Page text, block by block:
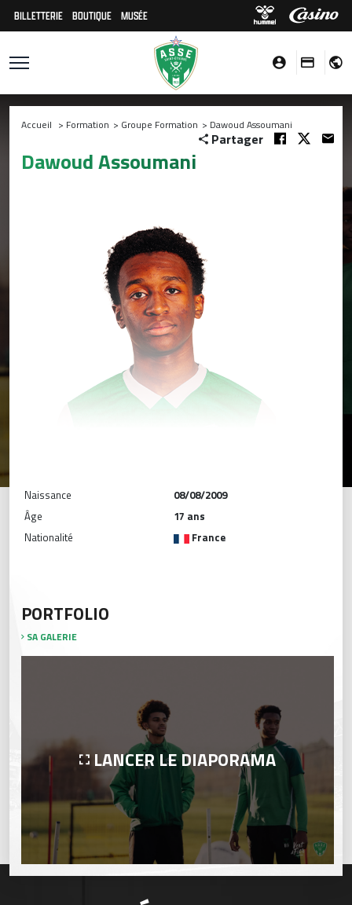
BILLETTERIE BOUTIQUE MUSÉE
Accueil > Formation > Groupe Formation > Dawoud Assoumani
Partager
Dawoud Assoumani
Naissance
08/08/2009
Âge
17 ans
Nationalité
France
PORTFOLIO
SA GALERIE
LANCER LE DIAPORAMA